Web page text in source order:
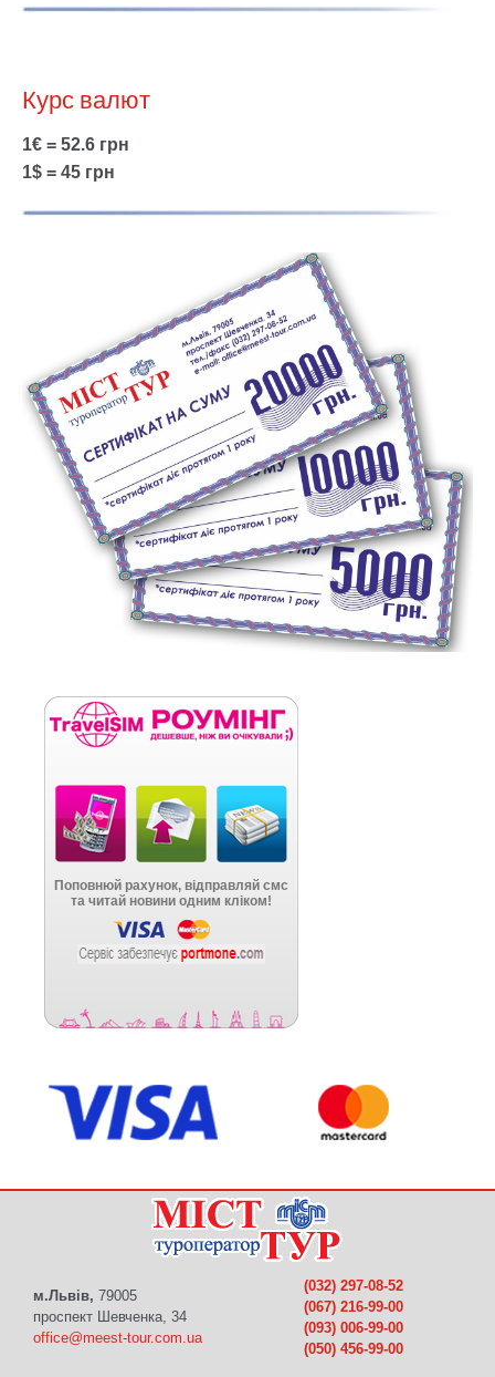
Курс валют
1€ = 52.6 грн
1$ = 45 грн
м.Львів, 79005
проспект Шевченка, 34
office@meest-tour.com.ua
(032) 297-08-52
(067) 216-99-00
(093) 006-99-00
(050) 456-99-00